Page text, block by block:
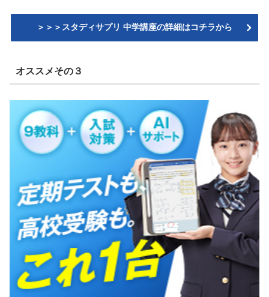
＞＞＞スタディサプリ 中学講座の詳細はコチラから
オススメその３